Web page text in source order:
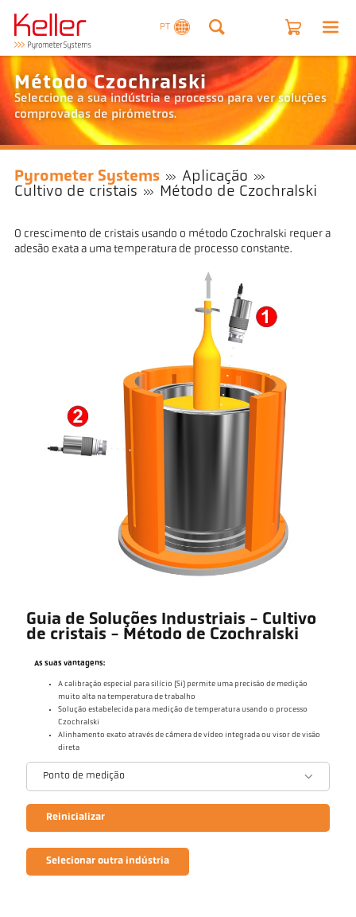
PT
Método Czochralski
Seleccione a sua indústria e processo para ver soluções
comprovadas de pirómetros.
Pyrometer Systems
Aplicação
Cultivo de cristais
Método de Czochralski
O crescimento de cristais usando o método Czochralski requer a
adesão exata a uma temperatura de processo constante.
Guia de Soluções Industriais - Cultivo
de cristais - Método de Czochralski
As suas vantagens:
A calibração especial para silício (Si) permite uma precisão de medição
muito alta na temperatura de trabalho
Solução estabelecida para medição de temperatura usando o processo
Czochralski
Alinhamento exato através de câmera de vídeo integrada ou visor de visão
direta
Ponto de medição
Reinicializar
Selecionar outra indústria